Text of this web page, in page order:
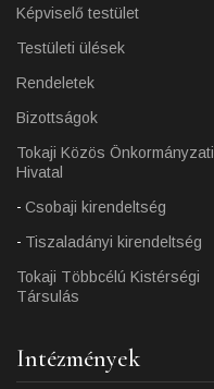
Képviselő testület
Testületi ülések
Rendeletek
Bizottságok
Tokaji Közös Önkormányzati
Hivatal
Csobaji kirendeltség
Tiszaladányi kirendeltség
Tokaji Többcélú Kistérségi
Társulás
Intézmények